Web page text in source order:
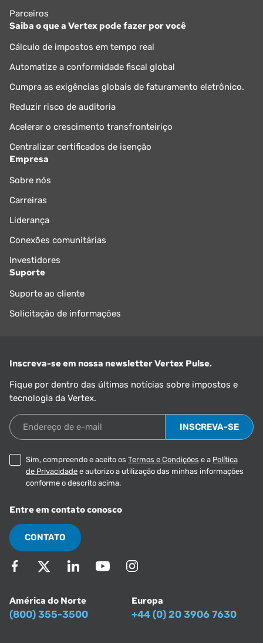
Parceiros
Saiba o que a Vertex pode fazer por você
Cálculo de impostos em tempo real
Automatize a conformidade fiscal global
Cumpra as exigências globais de faturamento eletrônico.
Reduzir risco de auditoria
Acelerar o crescimento transfronteiriço
Centralizar certificados de isenção
Empresa
Sobre nós
Carreiras
Liderança
Conexões comunitárias
Investidores
Suporte
Suporte ao cliente
Solicitação de informações
Inscreva-se em nossa newsletter Vertex Pulse.
Fique por dentro das últimas notícias sobre impostos e
tecnologia da Vertex.
Endereço de e-mail
Sim, compreendo e aceito os Termos e Condições e a Política
de Privacidade e autorizo a utilização das minhas informações
conforme o descrito acima.
Entre em contato conosco
CONTATO
América do Norte
(800) 355-3500
Europa
+44 (0) 20 3906 7630